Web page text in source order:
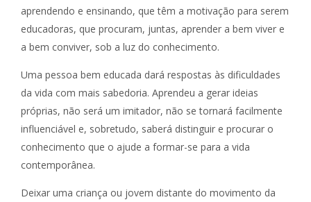
aprendendo e ensinando, que têm a motivação para serem
educadoras, que procuram, juntas, aprender a bem viver e
a bem conviver, sob a luz do conhecimento.
Uma pessoa bem educada dará respostas às dificuldades
da vida com mais sabedoria. Aprendeu a gerar ideias
próprias, não será um imitador, não se tornará facilmente
influenciável e, sobretudo, saberá distinguir e procurar o
conhecimento que o ajude a formar-se para a vida
contemporânea.
Deixar uma criança ou jovem distante do movimento da